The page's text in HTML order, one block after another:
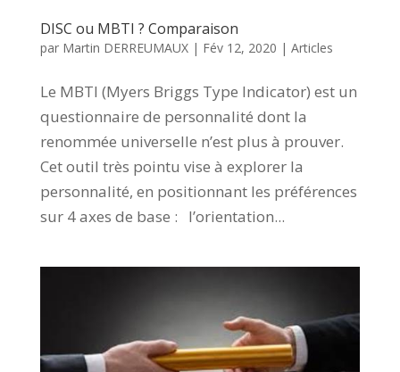
DISC ou MBTI ? Comparaison
par Martin DERREUMAUX| Fév 12, 2020 | Articles
Le MBTI (Myers Briggs Type Indicator) est un
questionnaire de personnalité dont la
renommée universelle n’est plus à prouver.
Cet outil très pointu vise à explorer la
personnalité, en positionnant les préférences
sur 4 axes de base : l’orientation...